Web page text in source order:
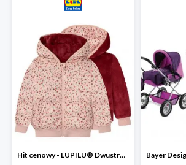
Hit cenowy - LUPILU® Dwustronna kurtka pikowana dziewczęca